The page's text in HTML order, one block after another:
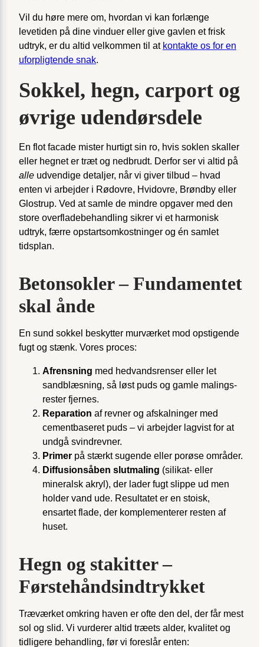
Vil du høre mere om, hvordan vi kan forlænge
levetiden på dine vinduer eller give gavlen et frisk
udtryk, er du altid velkommen til at kontakte os for en
uforpligtende snak.
Sokkel, hegn, carport og
øvrige udendørsdele
En flot facade mister hurtigt sin ro, hvis soklen skaller
eller hegnet er træt og nedbrudt. Derfor ser vi altid på
alle udvendige detaljer, når vi giver tilbud – hvad
enten vi arbejder i Rødovre, Hvidovre, Brøndby eller
Glostrup. Ved at samle de mindre opgaver med den
store overfladebehandling sikrer vi et harmonisk
udtryk, færre opstarts­omkostninger og én samlet
tidsplan.
Betonsokler – Fundamentet
skal ånde
En sund sokkel beskytter murværket mod opstigende
fugt og stænk. Vores proces:
Afrensning med hedvands­renser eller let
sandblæsning, så løst puds og gamle malings­
rester fjernes.
Reparation af revner og afskalninger med
cementbaseret puds – vi arbejder lagvist for at
undgå svindrevner.
Primer på stærkt sugende eller porøse områder.
Diffusionsåben slutmaling (silikat- eller
mineralsk akryl), der lader fugt slippe ud men
holder vand ude. Resultatet er en stoisk,
ensartet flade, der komplementerer resten af
huset.
Hegn og stakitter –
Førstehånds­indtrykket
Træværket omkring haven er ofte den del, der får mest
sol og slid. Vi vurderer altid træets alder, kvalitet og
tidligere behandling, før vi foreslår enten: